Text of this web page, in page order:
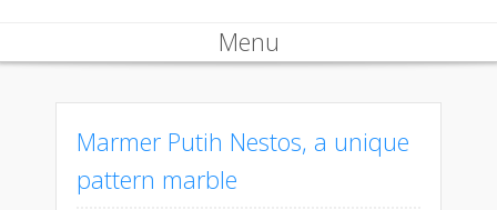
Menu
Skip to content
Marmer Putih Nestos, a unique
pattern marble